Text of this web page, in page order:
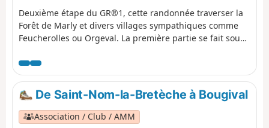
Deuxième étape du GR®1, cette randonnée traverser la
Forêt de Marly et divers villages sympathiques comme
Feucherolles ou Orgeval. La première partie se fait sous
les zones habitées et les bois. Cette étape a la
particularité d'être assez variée au niveau des paysages
rencontrés.
De Saint-Nom-la-Bretèche à Bougival
Association / Club / AMM